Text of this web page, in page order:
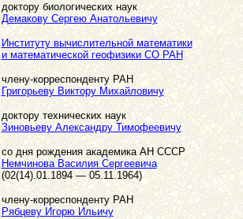
доктору биологических наук
Демакову Сергею Анатольевичу
Институту вычислительной математики
и математической геофизики СО РАН
члену-корреспонденту РАН
Григорьеву Виктору Михайловичу
доктору технических наук
Зиновьеву Александру Тимофеевичу
со дня рождения академика АН СССР
Немчинова Василия Сергеевича
(02(14).01.1894 — 05.11.1964)
члену-корреспонденту РАН
Рябцеву Игорю Ильичу